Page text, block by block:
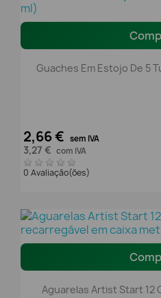
Guaches Em Estojo De 5
2,66 € sem IVA
3,27 € com IVA
0 Avaliação(ões)
Aguarelas Artist Start 12